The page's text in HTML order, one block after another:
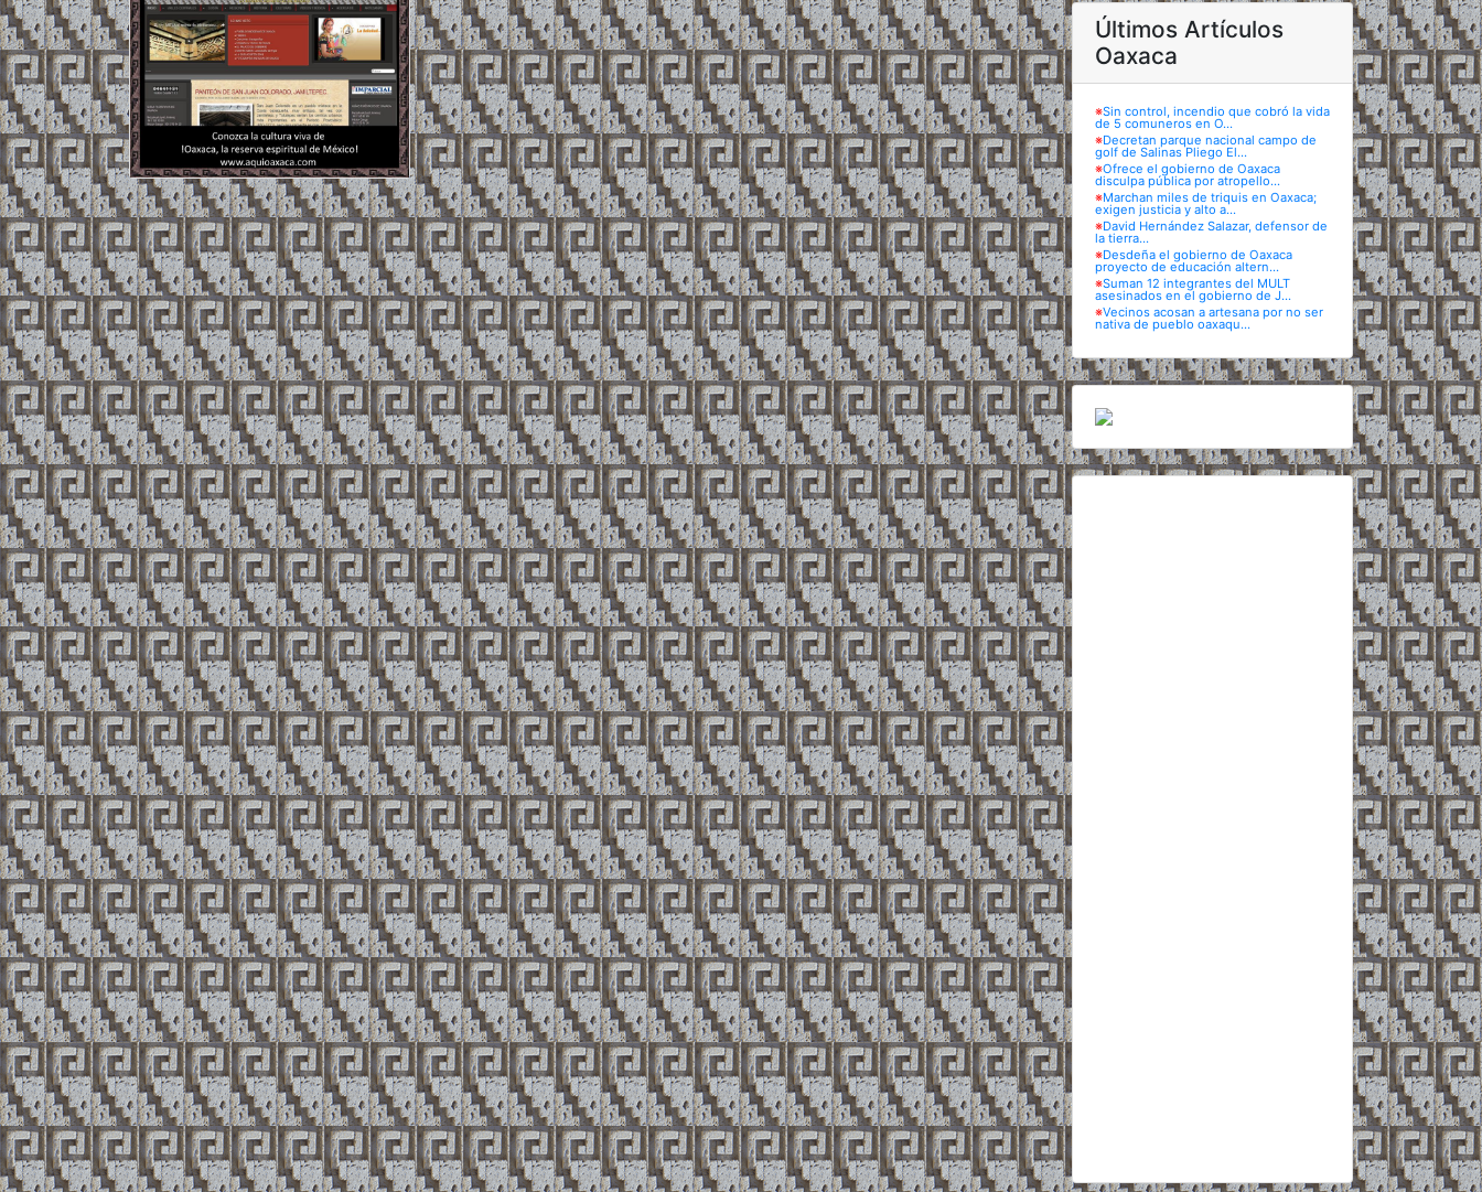
Últimos Artículos
Oaxaca
※Sin control, incendio que cobró la vida
de 5 comuneros en O...
※Decretan parque nacional campo de
golf de Salinas Pliego El...
※Ofrece el gobierno de Oaxaca
disculpa pública por atropello...
※Marchan miles de triquis en Oaxaca;
exigen justicia y alto a...
※David Hernández Salazar, defensor de
la tierra...
※Desdeña el gobierno de Oaxaca
proyecto de educación altern...
※Suman 12 integrantes del MULT
asesinados en el gobierno de J...
※Vecinos acosan a artesana por no ser
nativa de pueblo oaxaqu...